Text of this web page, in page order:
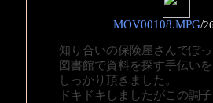
MOV00108.MPG/
知り合いの保険屋さんでぽ
図書館で資料を探す手伝い
しっかり頂きました。
ドキドキしましたがこの調